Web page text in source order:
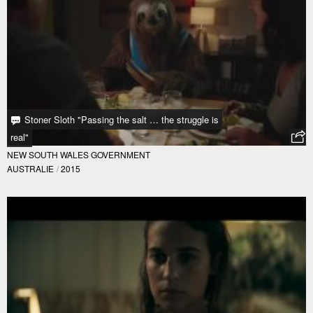
Stoner Sloth "Passing the salt … the struggle is
real"
NEW SOUTH WALES GOVERNMENT
AUSTRALIE / 2015